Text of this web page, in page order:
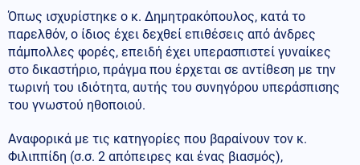
Όπως ισχυρίστηκε ο κ. Δημητρακόπουλος, κατά το
παρελθόν, ο ίδιος έχει δεχθεί επιθέσεις από άνδρες
πάμπολλες φορές, επειδή έχει υπερασπιστεί γυναίκες
στο δικαστήριο, πράγμα που έρχεται σε αντίθεση με την
τωρινή του ιδιότητα, αυτής του συνηγόρου υπεράσπισης
του γνωστού ηθοποιού.
Αναφορικά με τις κατηγορίες που βαραίνουν τον κ.
Φιλιππίδη (σ.σ. 2 απόπειρες και ένας βιασμός),